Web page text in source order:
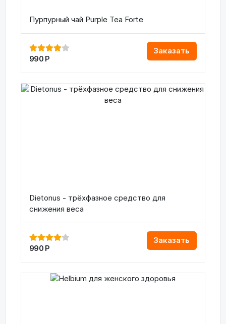
Пурпурный чай Purple Tea Forte
Заказать
990 Р
Dietonus - трёхфазное средство для
снижения веса
Заказать
990 Р